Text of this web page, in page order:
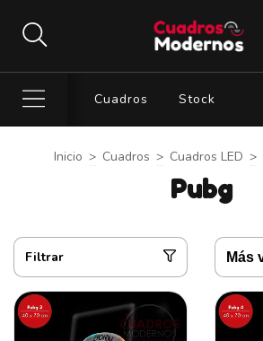
Cuadros Stock
Inicio > Cuadros > Cuadros LED >
Pubg
Filtrar